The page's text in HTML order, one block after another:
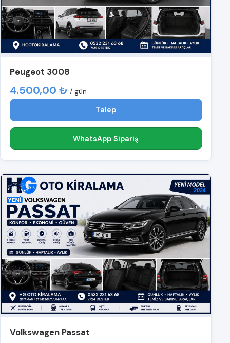
Peugeot 3008
4.500,00 ₺ / gün
Talep
WhatsApp Sipariş
Volkswagen Passat